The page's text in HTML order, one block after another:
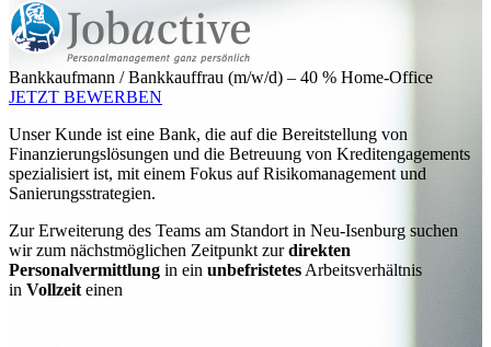
Bankkaufmann / Bankkauffrau (m/w/d) – 40 % Home-Office
JETZT BEWERBEN
Unser Kunde ist eine Bank, die auf die Bereitstellung von
Finanzierungslösungen und die Betreuung von Kreditengagements
spezialisiert ist, mit einem Fokus auf Risikomanagement und
Sanierungsstrategien.
Zur Erweiterung des Teams am Standort in Neu-Isenburg suchen
wir zum nächstmöglichen Zeitpunkt zurdirekten
Personalvermittlung in ein unbefristetes Arbeitsverhältnis
in Vollzeit einen